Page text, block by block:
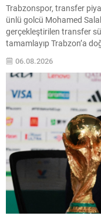
Trabzonspor, transfer
ünlü golcü Mohamed
gerçekleştirilen transfer
tamamlayıp Trabzon’a
mavili taraftarların sevgi
kulüp başkanı Ertuğrul
Yolculuk ve karşılamada
06.08.2026